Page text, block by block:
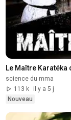
Le Maître Karatéka
science du mma
113 k
il y a 5 j
Nouveau